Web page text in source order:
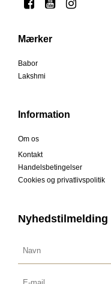
Mærker
Babor
Lakshmi
Information
Om os
Kontakt
Handelsbetingelser
Cookies og privatlivspolitik
Nyhedstilmelding